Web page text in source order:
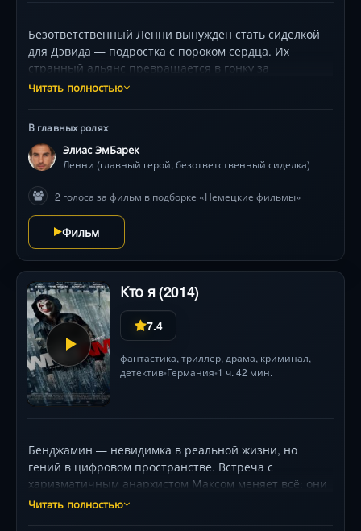
Безответственный Ленни вынужден стать сиделкой
для Дэвида — подростка с пороком сердца. Их
странный альянс превращается в гонку за
исполнением «списка взрослых желаний»: от стрип-
становится лекарством против инфантильности и
страха. Немецкая трагикомедия, основанная на
реальных событиях.
Читать полностью
В главных ролях
Элиас ЭмБарек
Ленни (главный герой, безответственный сиделка)
2 голоса за фильм в подборке «Немецкие фильмы»
Фильм
Кто я (2014)
7.4
фантастика, триллер, драма, криминал,
детектив•Германия•1 ч. 42 мин.
Бенджамин — невидимка в реальной жизни, но
гений в цифровом пространстве. Встреча с
харизматичным анархистом Максом меняет всё: они
создают группу CLAY, чьи виртуозные хакерские
Читать полностью